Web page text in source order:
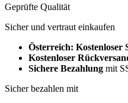
Geprüfte Qualität
Sicher und vertraut einkaufen
Österreich: Kostenloser
Kostenloser
Sichere Bezahlung mit
Sicher bezahlen mit